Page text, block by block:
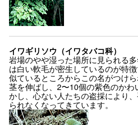
イワギリソウ（イワタバコ科）
岩場のやや湿った場所に見られる
は白い軟毛が密生しているのが特
似ているところからこの名がつけ
茎を伸ばし、2〜10個の紫色のかわ
かし、心ない人たちの盗採により
られなくなってきています。